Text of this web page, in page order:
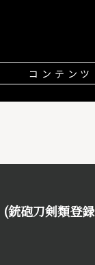
コンテンツ
銃砲刀剣類登録